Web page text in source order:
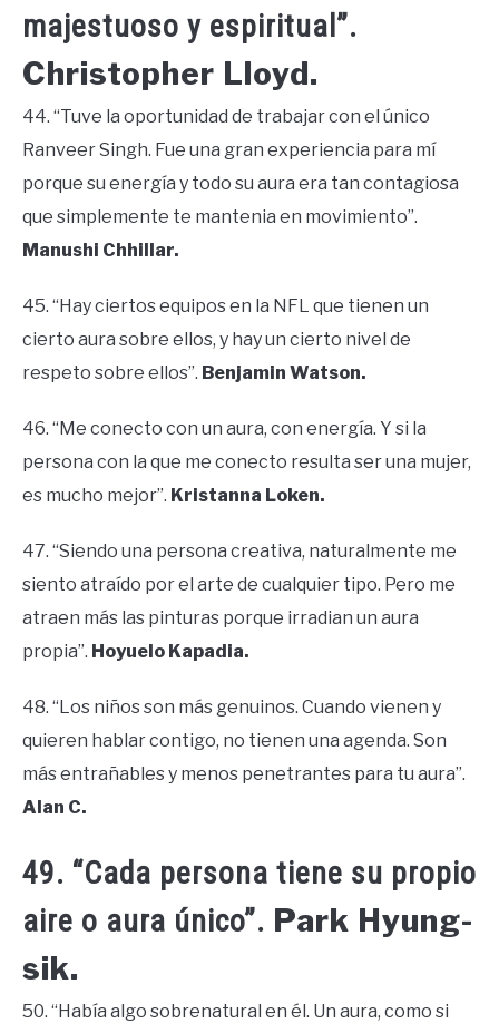
majestuoso y espiritual”.
Christopher Lloyd.
44. “Tuve la oportunidad de trabajar con el único
Ranveer Singh. Fue una gran experiencia para mí
porque su energía y todo su aura era tan contagiosa
que simplemente te mantenia en movimiento”.
Manushi Chhillar.
45. “Hay ciertos equipos en la NFL que tienen un
cierto aura sobre ellos, y hay un cierto nivel de
respeto sobre ellos”. Benjamin Watson.
46. “Me conecto con un aura, con energía. Y si la
persona con la que me conecto resulta ser una mujer,
es mucho mejor”. Kristanna Loken.
47. “Siendo una persona creativa, naturalmente me
siento atraído por el arte de cualquier tipo. Pero me
atraen más las pinturas porque irradian un aura
propia”. Hoyuelo Kapadia.
48. “Los niños son más genuinos. Cuando vienen y
quieren hablar contigo, no tienen una agenda. Son
más entrañables y menos penetrantes para tu aura”.
Alan C.
49. “Cada persona tiene su propio
aire o aura único”. Park Hyung-
sik.
50. “Había algo sobrenatural en él. Un aura, como si